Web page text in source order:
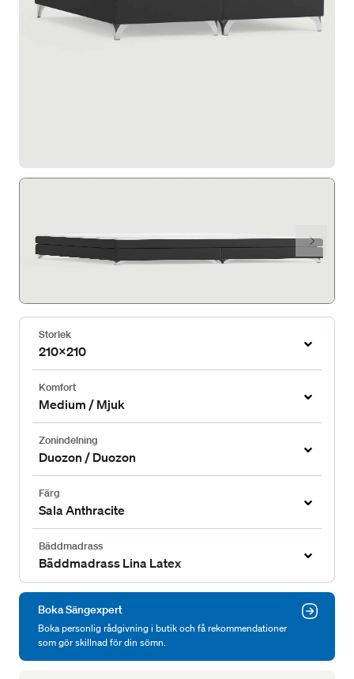
Storlek
210x210
Komfort
Medium / Mjuk
Zonindelning
Duozon / Duozon
Färg
Sala Anthracite
Bäddmadrass
Bäddmadrass Lina Latex
Boka Sängexpert
Boka personlig rådgivning i butik och få rekommendationer
som gör skillnad för din sömn.